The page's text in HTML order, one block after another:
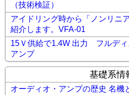
（技術検証）
アイドリング時から「ノンリニ
紹介します。VFA-01
15Ｖ供給で1.4W 出力 フルディ
アンプ
基礎系情
オーディオ・アンプの歴史 名機